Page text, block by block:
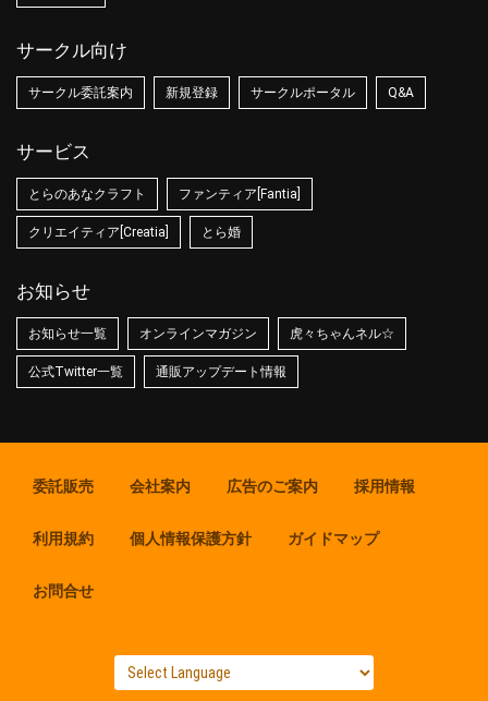
サークル向け
サークル委託案内 新規登録 サークルポータル Q&A
サービス
とらのあなクラフト ファンティア[Fantia]
クリエイティア[Creatia] とら婚
お知らせ
お知らせ一覧 オンラインマガジン 虎々ちゃんネル☆
公式Twitter一覧 通販アップデート情報
委託販売 会社案内 広告のご案内 採用情報
利用規約 個人情報保護方針 ガイドマップ
お問合せ